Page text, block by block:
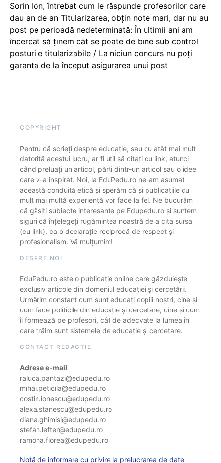
Sorin Ion, întrebat cum le răspunde profesorilor care
dau an de an Titularizarea, obțin note mari, dar nu au
post pe perioadă nedeterminată: În ultimii ani am
încercat să ținem cât se poate de bine sub control
posturile titularizabile / La niciun concurs nu poți
garanta de la început asigurarea unui post
COPYRIGHT
Pentru că scrieți despre educație, sau cu atât mai mult
datorită acestui lucru, ar fi util să citați cu link, atunci
când preluați un articol, părți dintr-un articol sau o idee
care v-a inspirat. Noi, la EduPedu.ro ne-am asumat
această conduită etică și sperăm că și publicațiile cu
mult mai multă experiență vor face la fel. Ne bucurăm
că găsiți subiecte interesante pe Edupedu.ro și suntem
siguri că înțelegeți rugămintea noastră de a cita sursa
(cu link), ca o declarație reciprocă de respect și
profesionalism. Vă mulțumim!
DESPRE NOI
EduPedu.ro este o publicație online care găzduiește
exclusiv articole din domeniul educației și cercetării.
Urmărim constant cum sunt educați copiii noștri, cine și
cum face politicile din educație și cercetare, cine și cum
îi formează pe profesori, cât de adecvate la lumea în
care trăim sunt sistemele de educație și cercetare.
CONTACT REDACȚIE
Adrese e-mail
raluca.pantazi@edupedu.ro
mihai.peticila@edupedu.ro
costin.ionescu@edupedu.ro
alexa.stanescu@edupedu.ro
diana.ghimisi@edupedu.ro
stefan.lefter@edupedu.ro
ramona.florea@edupedu.ro
Notă de informare cu privire la prelucrarea de date